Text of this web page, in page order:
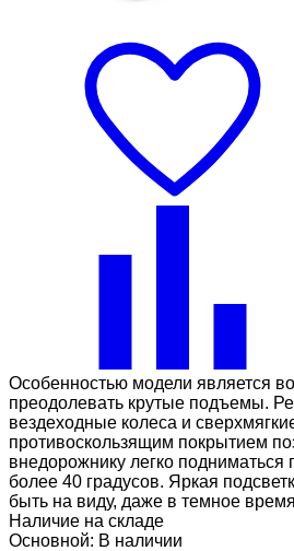
Особенностью модели является
преодолевать крутые подъемы.
вездеходные колеса и
противоскользящим покрытием
внедорожнику легко подниматься
более 40 градусов. Яркая
быть на виду, даже в темное время
Наличие на складе
Основной: В наличии